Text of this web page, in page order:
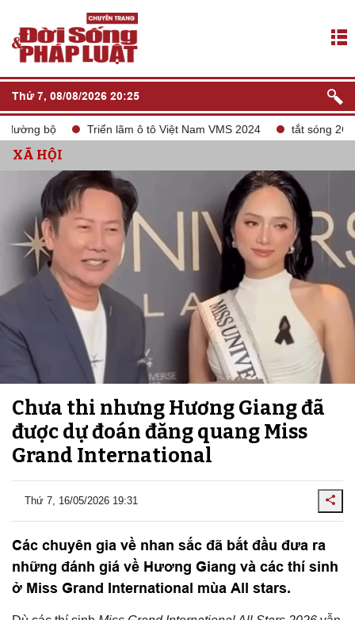
Thứ 7, 08/08/2026 20:25
Triển lãm ô tô Việt Nam VMS 2024 tắt sóng 2G
XÃ HỘI
Chưa thi nhưng Hương Giang đã
được dự đoán đăng quang Miss
Grand International
Thứ 7, 16/05/2026 19:31
Các chuyên gia về nhan sắc đã bắt đầu đưa ra
những đánh giá về Hương Giang và các thí sinh
ở Miss Grand International mùa All stars.